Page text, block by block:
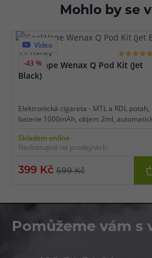
Mohlo by se
Video
-43 %
12 barev
GeekVape Wenax Q Pod Kit (Jet
Black)
Elektronická cigareta - MTL a RDL potah,
baterie 1000mAh, objem 2ml,
USB-C, inteligentní detekce odporu,
regulace air-flow, kompatibilní s
bezpečnostní zámek, snadné horní
Skladem online
Nedostupné na prodejnách
399 Kč 699 Kč
Pomůžeme vám s